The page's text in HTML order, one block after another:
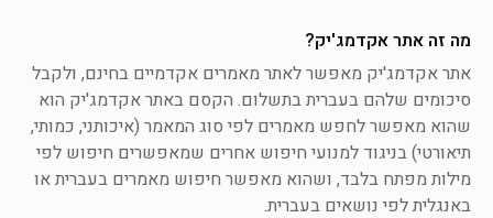
מה זה אתר אקדמג'יק?
אתר אקדמג'יק מאפשר לאתר מאמרים אקדמיים בחינם, ולקבל
סיכומים שלהם בעברית בתשלום. הקסם באתר אקדמג'יק הוא
שהוא מאפשר לחפש מאמרים לפי סוג המאמר (איכותני, כמותי,
תיאורטי) בניגוד למנועי חיפוש אחרים שמאפשרים חיפוש לפי
מילות מפתח בלבד, ושהוא מאפשר חיפוש מאמרים בעברית או
באנגלית לפי נושאים בעברית.